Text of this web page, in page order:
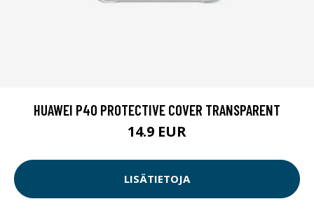
HUAWEI P40 PROTECTIVE COVER TRANSPARENT
14.9 EUR
LISÄTIETOJA